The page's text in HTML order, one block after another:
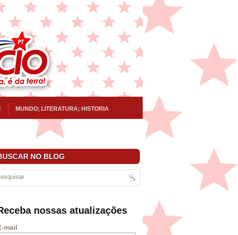
MUNDO; LITERATURA; HISTORIA
NO BLOG
nossas atualizações
mail